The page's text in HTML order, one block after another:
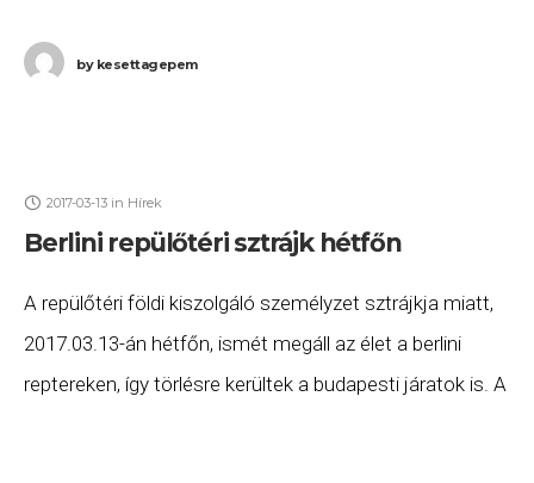
bykesettagepem
2017-03-13 in Hírek
Berlini repülőtéri sztrájk hétfőn
A repülőtéri földi kiszolgáló személyzet sztrájkja miatt,
2017.03.13-án hétfőn, ismét megáll az élet a berlini
reptereken, így törlésre kerültek a budapesti járatok is. A